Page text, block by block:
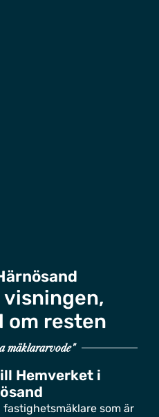
visningen,
om resten
mäklararvode"
Hemverket i
som är